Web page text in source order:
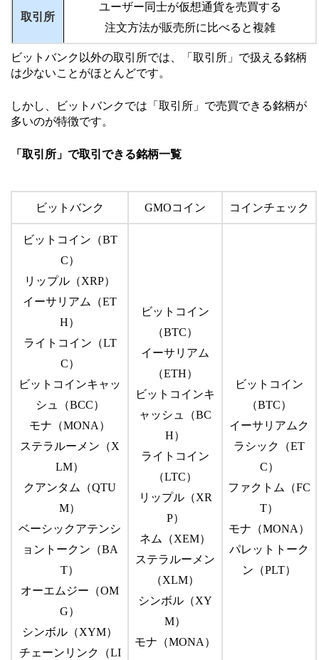
取引所
ユーザー同士が仮想通貨を売買する
注文方法が販売所に比べると複雑
ビットバンク以外の取引所では、「取引所」で扱える銘柄
は少ないことがほとんどです。
しかし、ビットバンクでは「取引所」で売買できる銘柄が
多いのが特徴です。
「取引所」で取引できる銘柄一覧
ビットバンク GMOコイン コインチェック
ビットコイン（BT
C）
リップル（XRP）
イーサリアム（ET
H）
ライトコイン（LT
C）
ビットコインキャッ
シュ（BCC）
モナ（MONA）
ステラルーメン（X
LM）
クアンタム（QTU
M）
ベーシックアテンシ
ョントークン（BA
T）
オーエムジー（OM
G）
シンボル（XYM）
チェーンリンク（LI
ビットコイン
（BTC）
イーサリアム
（ETH）
ビットコインキ
ャッシュ（BC
H）
ライトコイン
（LTC）
リップル（XR
P）
ネム（XEM）
ステラルーメン
（XLM）
シンボル（XY
M）
モナ（MONA）
ビットコイン
（BTC）
イーサリアムク
ラシック（ET
C）
ファクトム（FC
T）
モナ（MONA）
パレットトーク
ン（PLT）